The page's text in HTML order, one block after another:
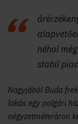
néhol
stabil
Nagyjából Buda
lakás egy polgári
négyzetméteráron